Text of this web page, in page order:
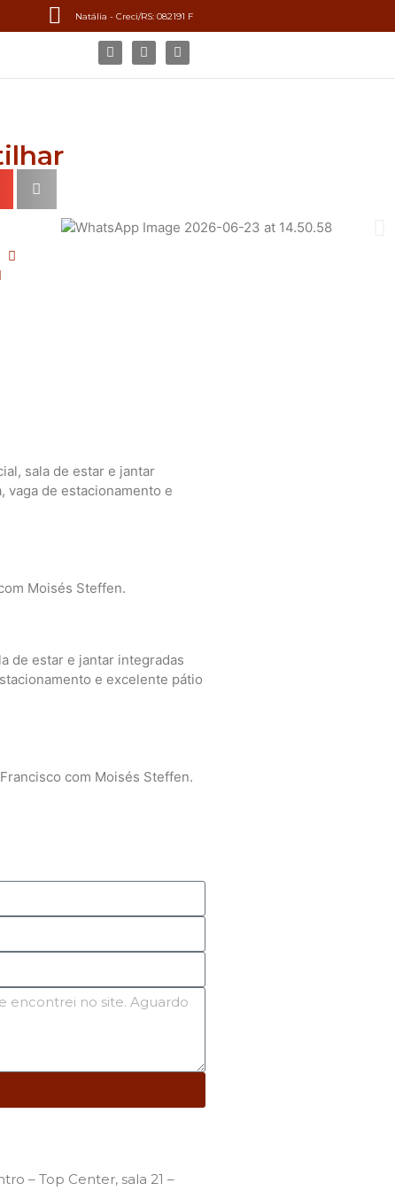
Natália - Creci/RS: 082191 F
sala de estar e jantar
vaga de estacionamento e
Moisés Steffen.
de estar e jantar integradas
e excelente pátio
com Moisés Steffen.
– Top Center, sala 21 –